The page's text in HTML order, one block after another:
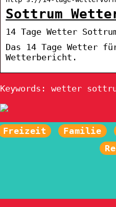
Sottrum
14 Tage Wetter
Das 14 Tage Wetter
Wetterbericht.
Keywords: wetter
Freizeit Familie